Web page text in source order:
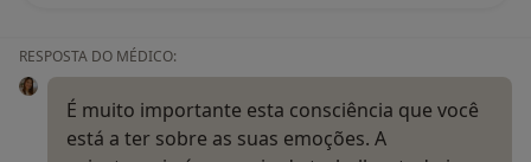
RESPOSTA DO MÉDICO:
É muito importante esta consciência que você
está a ter sobre as suas emoções. A